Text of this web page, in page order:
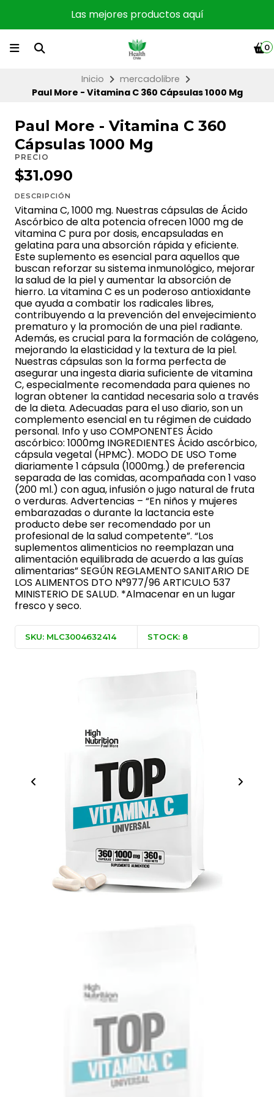
Las mejores productos aquí
0
Inicio
mercadolibre
Paul More - Vitamina C 360 Cápsulas 1000 Mg
Paul More - Vitamina C 360
Cápsulas 1000 Mg
PRECIO
$31.090
DESCRIPCIÓN
Vitamina C, 1000 mg. Nuestras cápsulas de Ácido
Ascórbico de alta potencia ofrecen 1000 mg de
vitamina C pura por dosis, encapsuladas en
gelatina para una absorción rápida y eficiente.
Este suplemento es esencial para aquellos que
buscan reforzar su sistema inmunológico, mejorar
la salud de la piel y aumentar la absorción de
hierro. La vitamina C es un poderoso antioxidante
que ayuda a combatir los radicales libres,
contribuyendo a la prevención del envejecimiento
prematuro y la promoción de una piel radiante.
Además, es crucial para la formación de colágeno,
mejorando la elasticidad y la textura de la piel.
Nuestras cápsulas son la forma perfecta de
asegurar una ingesta diaria suficiente de vitamina
C, especialmente recomendada para quienes no
logran obtener la cantidad necesaria solo a través
de la dieta. Adecuadas para el uso diario, son un
complemento esencial en tu régimen de cuidado
personal. Info y uso COMPONENTES Ácido
ascórbico: 1000mg INGREDIENTES Ácido ascórbico,
cápsula vegetal (HPMC). MODO DE USO Tome
diariamente 1 cápsula (1000mg.) de preferencia
separada de las comidas, acompañada con 1 vaso
(200 ml.) con agua, infusión o jugo natural de fruta
o verduras. Advertencias – “En niños y mujeres
embarazadas o durante la lactancia este
producto debe ser recomendado por un
profesional de la salud competente”. “Los
suplementos alimenticios no reemplazan una
alimentación equilibrada de acuerdo a las guías
alimentarias” SEGÚN REGLAMENTO SANITARIO DE
LOS ALIMENTOS DTO N°977/96 ARTICULO 537
MINISTERIO DE SALUD. *Almacenar en un lugar
fresco y seco.
SKU: MLC3004632414 STOCK: 8